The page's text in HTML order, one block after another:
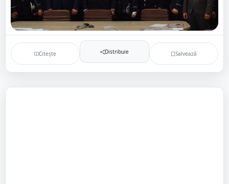
Citește Distribuie Salvează